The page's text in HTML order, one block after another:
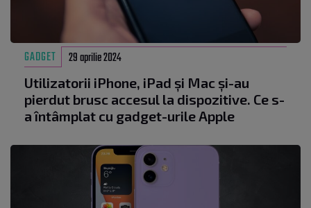
GADGET 29 aprilie 2024
Utilizatorii iPhone, iPad și Mac și-au
pierdut brusc accesul la dispozitive. Ce s-
a întâmplat cu gadget-urile Apple